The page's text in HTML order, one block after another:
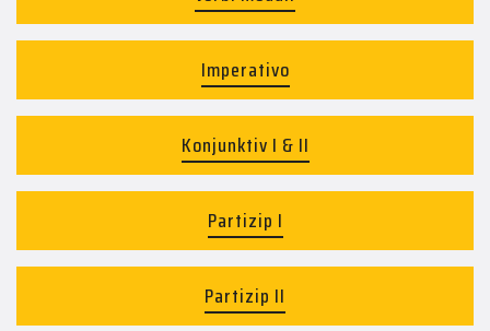
Imperativo
Konjunktiv I & II
Partizip I
Partizip II